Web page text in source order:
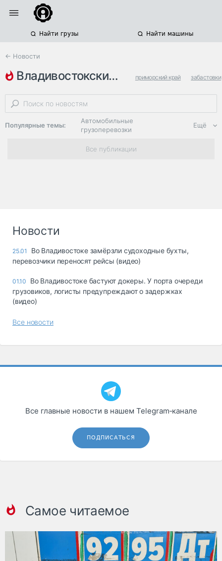
Найти грузы Найти машины
← Новости
владивостокский морской торго… приморский край забастовки
аномальные морозы
Популярные темы:
Автомобильные
грузоперевозки
Региональная
логистика
опасные грузы
страхование
Коммерческий
Автосервис,
запчасти, шины
автохимия
Ещё
Все публикации
Новости
25.01
Во Владивостоке замёрзли судоходные бухты,
перевозчики переносят рейсы (видео)
01.10
Во Владивостоке бастуют докеры. У порта очереди
грузовиков, логисты предупреждают о задержках
(видео)
Все новости
Все главные новости в нашем Telegram‑канале
ПОДПИСАТЬСЯ
Самое читаемое